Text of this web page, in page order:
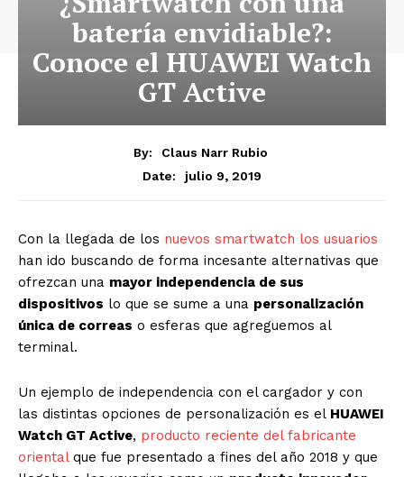
batería envidiable?:
Conoce el HUAWEI Watch
GT Active
By:
Claus Narr Rubio
Date:
julio 9, 2019
Con la llegada de los nuevos smartwatch los usuarios
han ido buscando de forma incesante alternativas que
ofrezcan una mayor independencia de sus
dispositivos lo que se sume a una personalización
única de correas o esferas que agreguemos al
terminal.
Un ejemplo de independencia con el cargador y con
las distintas opciones de personalización es el HUAWEI
Watch GT Active, producto reciente del fabricante
orientalque fue presentado a fines del año 2018 y que